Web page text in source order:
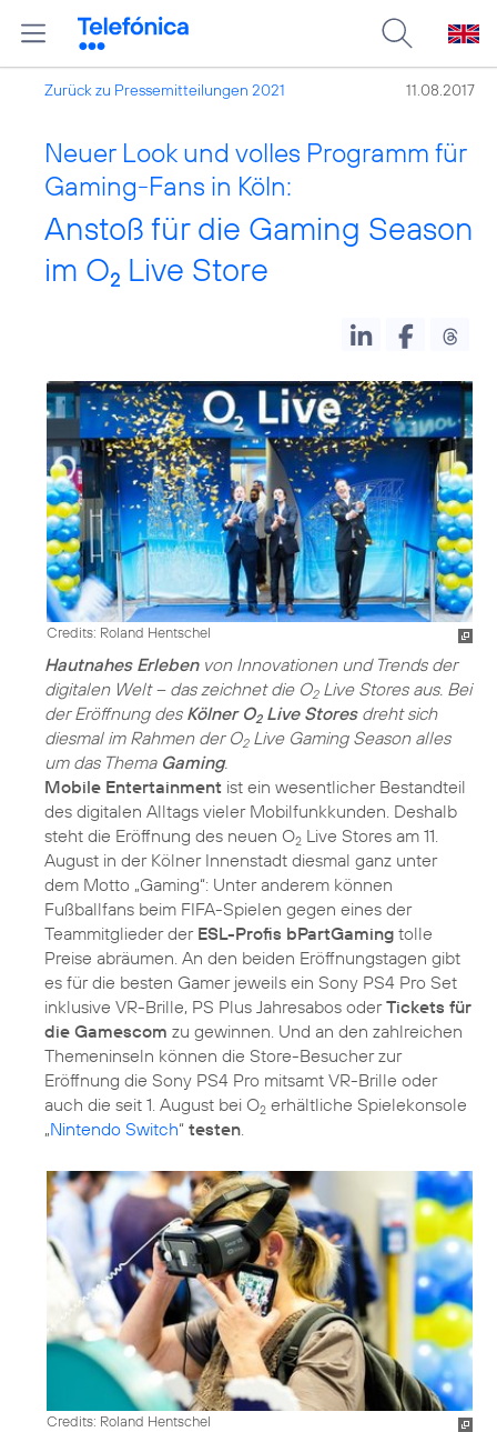
Zurück zu Pressemitteilungen 2021 11.08.2017
Neuer Look und volles Programm für
Gaming-Fans in Köln:
Anstoß für die Gaming Season
im O2 Live Store
Credits: Roland Hentschel
Hautnahes Erlebenvon Innovationen und Trends der
digitalen Welt – das zeichnet die O2Live Stores aus. Bei
der Eröffnung des Kölner O2Live Storesdreht sich
diesmal im Rahmen der O2Live Gaming Season alles
um das Thema Gaming.
Mobile Entertainment ist ein wesentlicher Bestandteil
des digitalen Alltags vieler Mobilfunkkunden. Deshalb
steht die Eröffnung des neuen O2 Live Stores am 11.
August in der Kölner Innenstadt diesmal ganz unter
dem Motto „Gaming“: Unter anderem können
Fußballfans beim FIFA-Spielen gegen eines der
Teammitglieder der ESL-Profis bPartGaming tolle
Preise abräumen. An den beiden Eröffnungstagen gibt
es für die besten Gamer jeweils ein Sony PS4 Pro Set
inklusive VR-Brille, PS Plus Jahresabos oderTickets für
die Gamescom zu gewinnen. Und an den zahlreichen
Themeninseln können die Store-Besucher zur
Eröffnung die Sony PS4 Pro mitsamt VR-Brille oder
auch die seit 1. August bei O2 erhältliche Spielekonsole
„Nintendo Switch“ testen
Credits: Roland Hentschel